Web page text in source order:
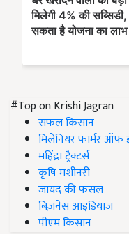
#Top on Krishi Jagran
सफल किसान
मिलेनियर फार्मर ऑफ
महिंद्रा ट्रैक्टर्स
कृषि मशीनरी
जायद की फसल
बिज़नेस आइडियाज
पीएम किसान